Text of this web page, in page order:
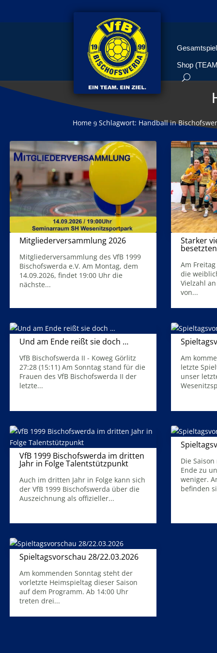
Shop
Home 9 Schlagwort: Handball in
Mitgliederversammlung 2026
Mitgliederversammlung des VfB 1999
Bischofswerda e.V. Am Montag, dem
14.09.2026, findet 19:00 Uhr die
nächste...
Starker
Am
die
Vielzahl
von...
Und am Ende reißt sie doch …
VfB Bischofswerda II - Koweg Görlitz
27:28 (15:11) Am Sonntag stand für die
Frauen des VfB Bischofswerda II der
letzte...
Am
letzte
unser
VfB 1999 Bischofswerda im dritten
Jahr in Folge Talentstützpunkt
Auch im dritten Jahr in Folge kann sich
der VfB 1999 Bischofswerda über die
Auszeichnung als offizieller...
Die
Ende zu
weniger.
befinden
Spieltagsvorschau 28/22.03.2026
Am kommenden Sonntag steht der
vorletzte Heimspieltag dieser Saison
auf dem Programm. Ab 14:00 Uhr
treten drei...